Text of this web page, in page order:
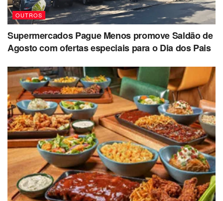
OUTROS
Supermercados Pague Menos promove Saldão de
Agosto com ofertas especiais para o Dia dos Pais